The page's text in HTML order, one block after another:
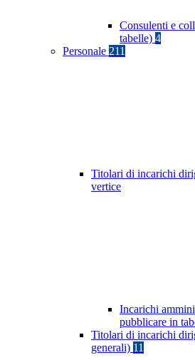
Consulenti e
tabelle) 4
Personale 211
Titolari di incarichi
vertice
Incarichi
pubblicare in
Titolari di incarichi
generali) 11